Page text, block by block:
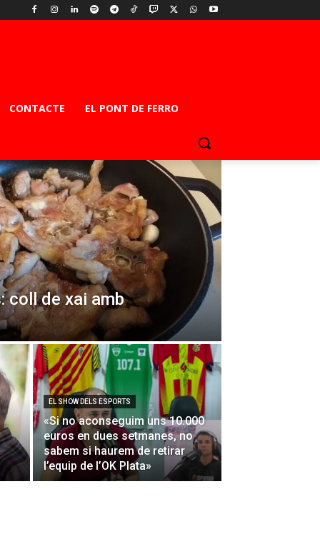
CONTACTE EL PONT DE FERRO
coll de xai amb
EL SHOW DELS ESPORTS
«Si no aconseguim uns 10.000
euros en dues setmanes, no
sabem si haurem de retirar
l’equip de l’OK Plata»